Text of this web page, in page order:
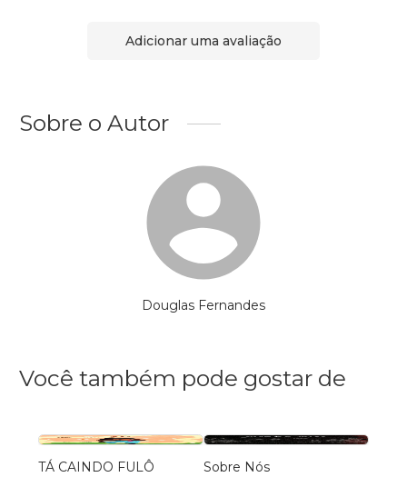
Adicionar uma avaliação
Sobre o Autor
Douglas Fernandes
Você também pode gostar de
TÁ CAINDO FULÔ
Sobre Nós